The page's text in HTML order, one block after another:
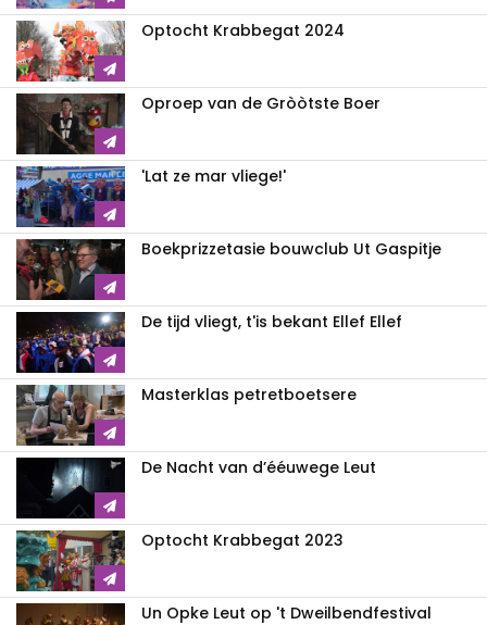
Optocht Krabbegat 2024
Oproep van de Gròòtste Boer
'Lat ze mar vliege!'
Boekprizzetasie bouwclub Ut Gaspitje
De tijd vliegt, t'is bekant Ellef Ellef
Masterklas petretboetsere
De Nacht van d’ééuwege Leut
Optocht Krabbegat 2023
Un Opke Leut op 't Dweilbendfestival